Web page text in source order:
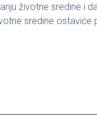
životne sredine i
sredine ostaviće